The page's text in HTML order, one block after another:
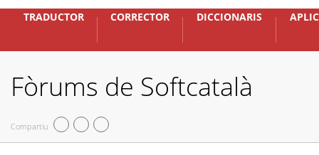
TRADUCTOR CORRECTOR DICCIONARIS
Fòrums de Softcatalà
Compartiu